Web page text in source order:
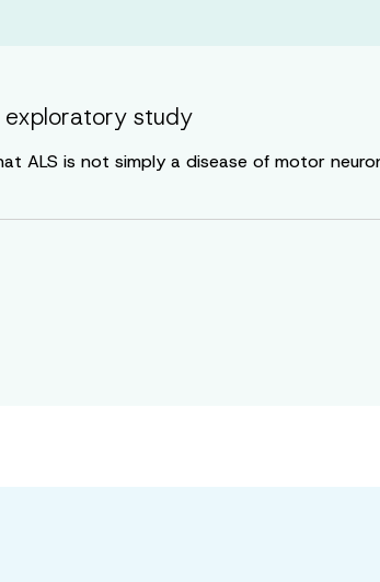
exploratory study
ALS is not simply a disease of motor